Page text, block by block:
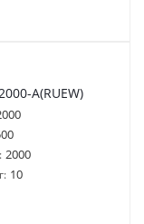
A(RUEW)
2000
10